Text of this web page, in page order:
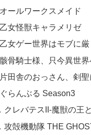
オールワークスメイド
乙女怪獣キャラメリゼ
乙女ゲー世界はモブに
骸骨騎士様、只今異世
片田舎のおっさん、剣
ぐらんぶる Season3
クレバテスII-魔獣の王
攻殻機動隊 THE